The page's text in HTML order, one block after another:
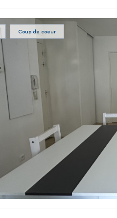
Coup de coeur